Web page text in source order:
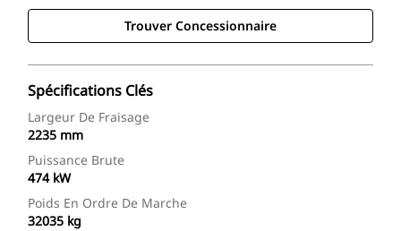
Trouver Concessionnaire
Spécifications Clés
Largeur De Fraisage
2235 mm
Puissance Brute
474 kW
Poids En Ordre De Marche
32035 kg